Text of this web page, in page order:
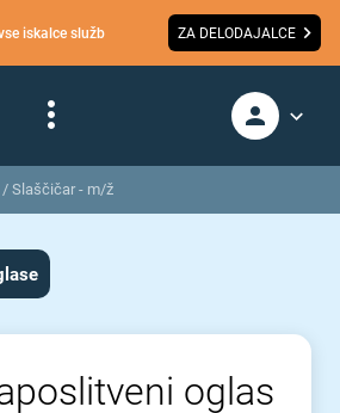
iskalce služb ZA DELODAJALCE
/ Slaščičar - m/ž
oglas